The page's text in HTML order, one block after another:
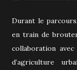
Durant le
en train de
collaboration
d’agriculture